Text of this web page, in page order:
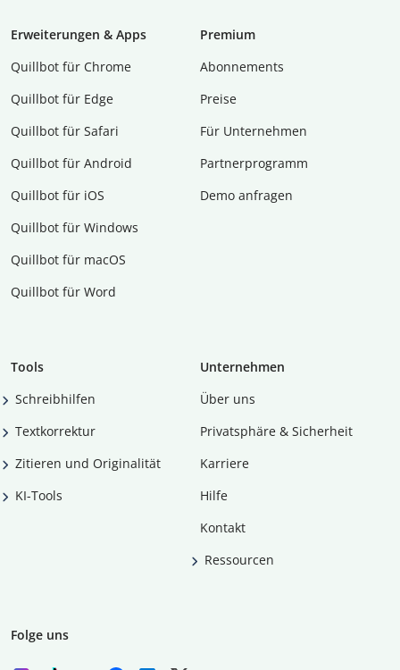
Erweiterungen & Apps
Quillbot für Chrome
Quillbot für Edge
Quillbot für Safari
Quillbot für Android
Quillbot für iOS
Quillbot für Windows
Quillbot für macOS
Quillbot für Word
Premium
Abon­ne­ments
Preise
Für Unternehmen
Partnerprogramm
Demo anfragen
Tools
Schreibhilfen
Textkorrektur
Zitieren und Originalität
KI-Tools
Unternehmen
Über uns
Privatsphäre & Sicherheit
Karriere
Hilfe
Kontakt
Ressourcen
Folge uns